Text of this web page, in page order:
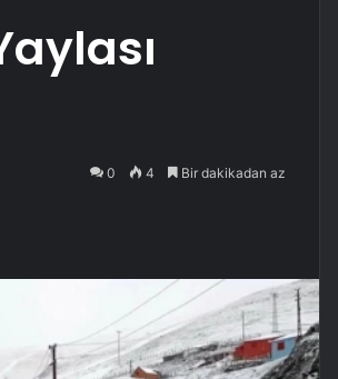
0 4 Bir dakikadan az